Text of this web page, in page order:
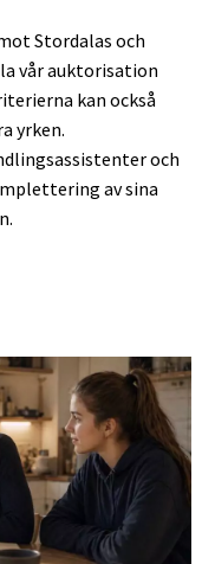
Stordalas och
vår auktorisation
kan också
yrken.
och
av sina